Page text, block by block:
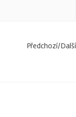
Předchozí/Další